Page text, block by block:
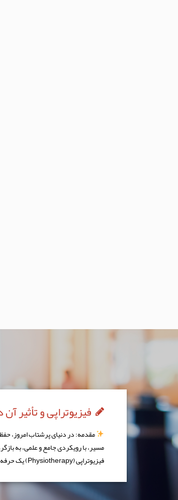
فیزیوتراپی و تأثیر
مقدمه: در دنیای پرشتاب امروز،
مسیر، با رویکردی جامع و علمی، به
فیزیوتراپی (Physiotherapy) یک حرفه تخصصی در مراقبت‌های […]